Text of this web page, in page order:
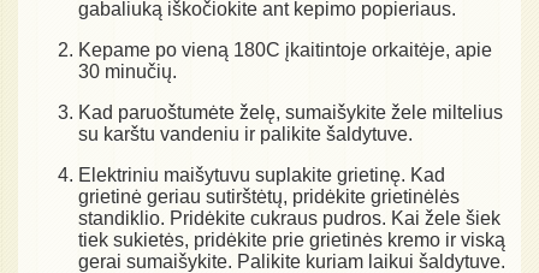
gabaliuką iškočiokite ant kepimo popieriaus.
Kepame po vieną 180C įkaitintoje orkaitėje, apie
30 minučių.
Kad paruoštumėte želę, sumaišykite žele miltelius
su karštu vandeniu ir palikite šaldytuve.
Elektriniu maišytuvu suplakite grietinę. Kad
grietinė geriau sutirštėtų, pridėkite grietinėlės
standiklio. Pridėkite cukraus pudros. Kai žele šiek
tiek sukietės, pridėkite prie grietinės kremo ir viską
gerai sumaišykite. Palikite kuriam laikui šaldytuve.